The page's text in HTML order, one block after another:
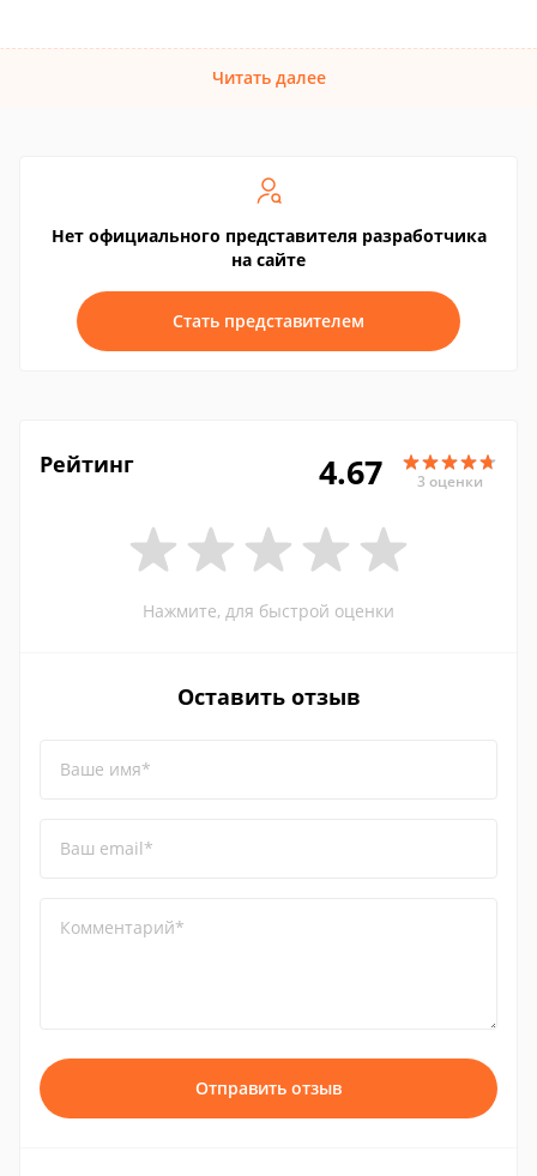
Читать далее
Нет официального представителя разработчика
на сайте
Стать представителем
Рейтинг 4.67 3 оценки
Нажмите, для быстрой оценки
Оставить отзыв
Ваше имя*
Ваш email*
Комментарий*
Отправить отзыв